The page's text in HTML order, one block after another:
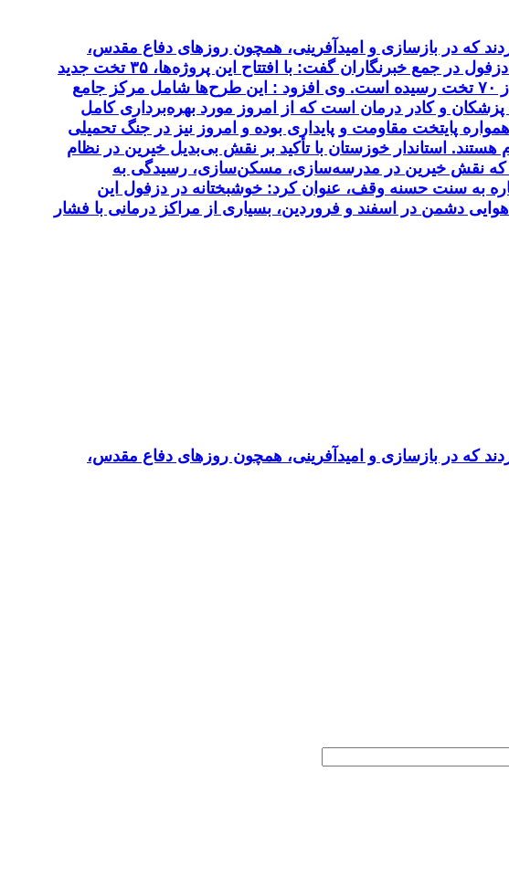
ثابت کردند که در بازسازی و امیدآفرینی، همچون روزهای دفاع مقدس،
پیشگام هستند سید محمدرضا موالی‌زاده، امروز در حاشیه آیین بهره‌برداری از ۷ طرح بهداشتی و درمانی در دزفول در جمع خبرنگاران گفت: با افتتاح این پروژه‌ها، ۳۵ تخت جدید
دیالیز به مجموعه بیمارستانی دزفول افزوده شده و هم‌اکنون مجموع تخت‌های دیالیز این شهرستان به بیش از ۷۰ تخت رسیده است. وی افزود : این طرح‌ها شامل مرکز جامع
و کادر درمان است که از امروز مورد بهره‌برداری کامل
پایتخت مقاومت و پایداری بوده و امروز نیز در جنگ تحمیلی
استاندار خوزستان با تأکید بر نقش بی‌بدیل خیرین در نظام
که نقش خیرین در مدرسه‌سازی، مسکن‌سازی، رسیدگی به
به سنت حسنه وقف، عنوان کرد: خوشبختانه در دزفول این
دشمن در اسفند و فروردین، بسیاری از مراکز درمانی با فشار
ثابت کردند که در بازسازی و امیدآفرینی، همچون روزهای دفاع مقدس،